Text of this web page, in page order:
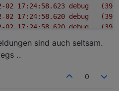
debug
debug
debug
2019-12-02 17:24:58.611 debug
sind auch seltsam.
..
0